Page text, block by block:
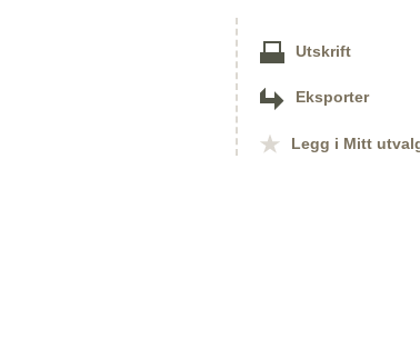
Utskrift
Eksporter
Legg i Mitt